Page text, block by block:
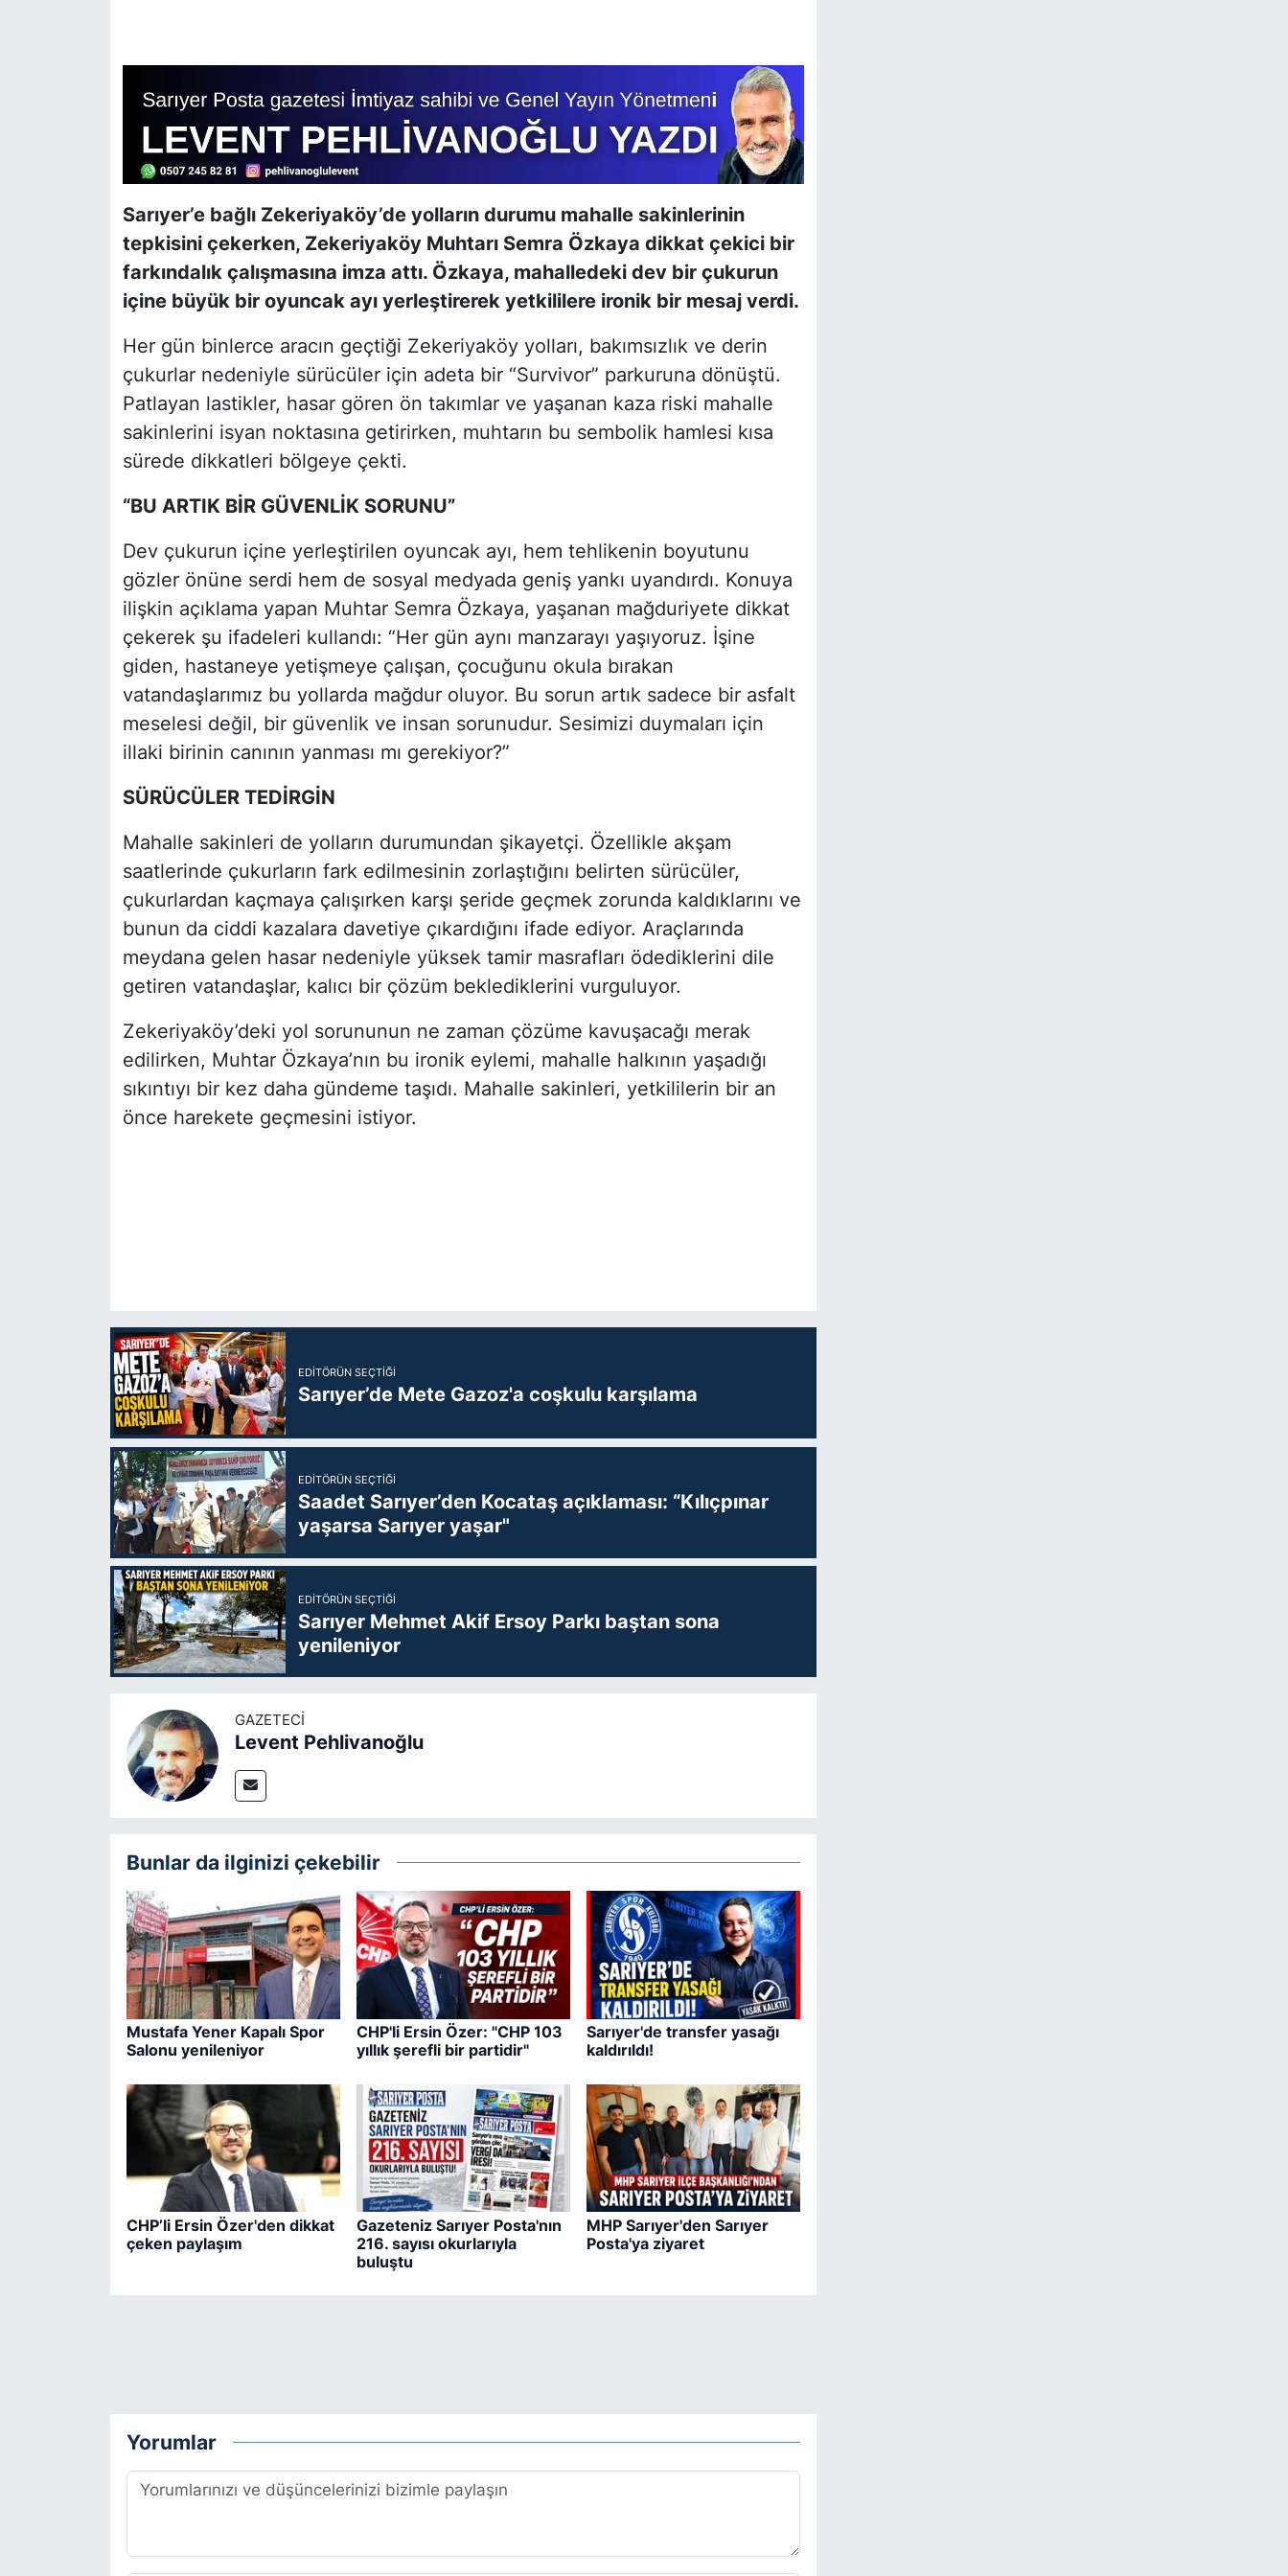
Sarıyer’e bağlı Zekeriyaköy’de yolların durumu mahalle sakinlerinin
tepkisini çekerken, Zekeriyaköy Muhtarı Semra Özkaya dikkat çekici bir
farkındalık çalışmasına imza attı. Özkaya, mahalledeki dev bir çukurun
içine büyük bir oyuncak ayı yerleştirerek yetkililere ironik bir mesaj verdi.
Her gün binlerce aracın geçtiği Zekeriyaköy yolları, bakımsızlık ve derin
çukurlar nedeniyle sürücüler için adeta bir “Survivor” parkuruna dönüştü.
Patlayan lastikler, hasar gören ön takımlar ve yaşanan kaza riski mahalle
sakinlerini isyan noktasına getirirken, muhtarın bu sembolik hamlesi kısa
sürede dikkatleri bölgeye çekti.
“BU ARTIK BİR GÜVENLİK SORUNU”
Dev çukurun içine yerleştirilen oyuncak ayı, hem tehlikenin boyutunu
gözler önüne serdi hem de sosyal medyada geniş yankı uyandırdı. Konuya
ilişkin açıklama yapan Muhtar Semra Özkaya, yaşanan mağduriyete dikkat
çekerek şu ifadeleri kullandı: “Her gün aynı manzarayı yaşıyoruz. İşine
giden, hastaneye yetişmeye çalışan, çocuğunu okula bırakan
vatandaşlarımız bu yollarda mağdur oluyor. Bu sorun artık sadece bir asfalt
meselesi değil, bir güvenlik ve insan sorunudur. Sesimizi duymaları için
illaki birinin canının yanması mı gerekiyor?”
SÜRÜCÜLER TEDİRGİN
Mahalle sakinleri de yolların durumundan şikayetçi. Özellikle akşam
saatlerinde çukurların fark edilmesinin zorlaştığını belirten sürücüler,
çukurlardan kaçmaya çalışırken karşı şeride geçmek zorunda kaldıklarını ve
bunun da ciddi kazalara davetiye çıkardığını ifade ediyor. Araçlarında
meydana gelen hasar nedeniyle yüksek tamir masrafları ödediklerini dile
getiren vatandaşlar, kalıcı bir çözüm beklediklerini vurguluyor.
Zekeriyaköy’deki yol sorununun ne zaman çözüme kavuşacağı merak
edilirken, Muhtar Özkaya’nın bu ironik eylemi, mahalle halkının yaşadığı
sıkıntıyı bir kez daha gündeme taşıdı. Mahalle sakinleri, yetkililerin bir an
önce harekete geçmesini istiyor.
EDITÖRÜN SEÇTIĞI
Sarıyer’de Mete Gazoz'a coşkulu karşılama
EDITÖRÜN SEÇTIĞI
Saadet Sarıyer’den Kocataş açıklaması: “Kılıçpınar
yaşarsa Sarıyer yaşar"
EDITÖRÜN SEÇTIĞI
Sarıyer Mehmet Akif Ersoy Parkı baştan sona
yenileniyor
GAZETECI
Levent Pehlivanoğlu
Bunlar da ilginizi çekebilir
Mustafa Yener Kapalı Spor
Salonu yenileniyor
CHP'li Ersin Özer: "CHP 103
yıllık şerefli bir partidir"
Sarıyer'de transfer yasağı
kaldırıldı!
CHP’li Ersin Özer'den dikkat
çeken paylaşım
Gazeteniz Sarıyer Posta'nın
216. sayısı okurlarıyla
buluştu
MHP Sarıyer'den Sarıyer
Posta'ya ziyaret
Yorumlar
SON DAKİKA HABERİ
TÜRKİYE VE DÜNYA GÜNDEMİ
VİDEO GALERİ